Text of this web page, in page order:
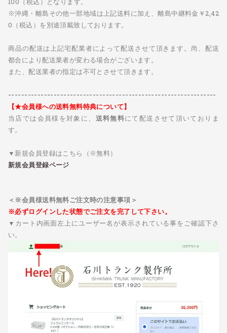
※沖縄・離島その他一部地域は上記送料に加え、離島中継料金￥2,42
0（税込）を別途頂戴致しております。
商品の配送は上記宅配業者によって配送させて頂きます。尚、配送
都合により配送業者が変わる場合がございます。
また、配送業者の指定は不可とさせて頂きます。
----------------------------------------------------------------
【★会員様への送料無料特典について】
当店では会員様を対象に、 送料無料にて配送させて頂いておりま
す。
▼新規会員登録はこちら（※無料）
新規会員登録ページ
＜※会員様送料無料ご注文時の注意事項＞
※必ずログインした状態でご注文を完了して下さい。
▼カート内画面左上にユーザー名が表示されている事をご確認下さ
い。